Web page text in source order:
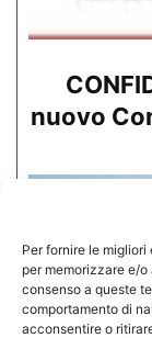
Per fornire le
per memorizzare e/
consenso a queste
comportamento di
acconsentire o
nuovo